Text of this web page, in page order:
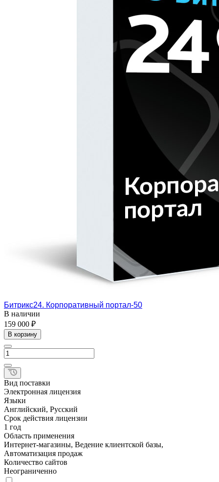
Битрикс24. Корпоративный портал-50
В наличии
159 000 ₽
В корзину
Вид поставки
Электронная лицензия
Языки
Английский, Русский
Срок действия лицензии
1 год
Область применения
Интернет-магазины, Ведение клиентской базы,
Автоматизация продаж
Количество сайтов
Неограниченно